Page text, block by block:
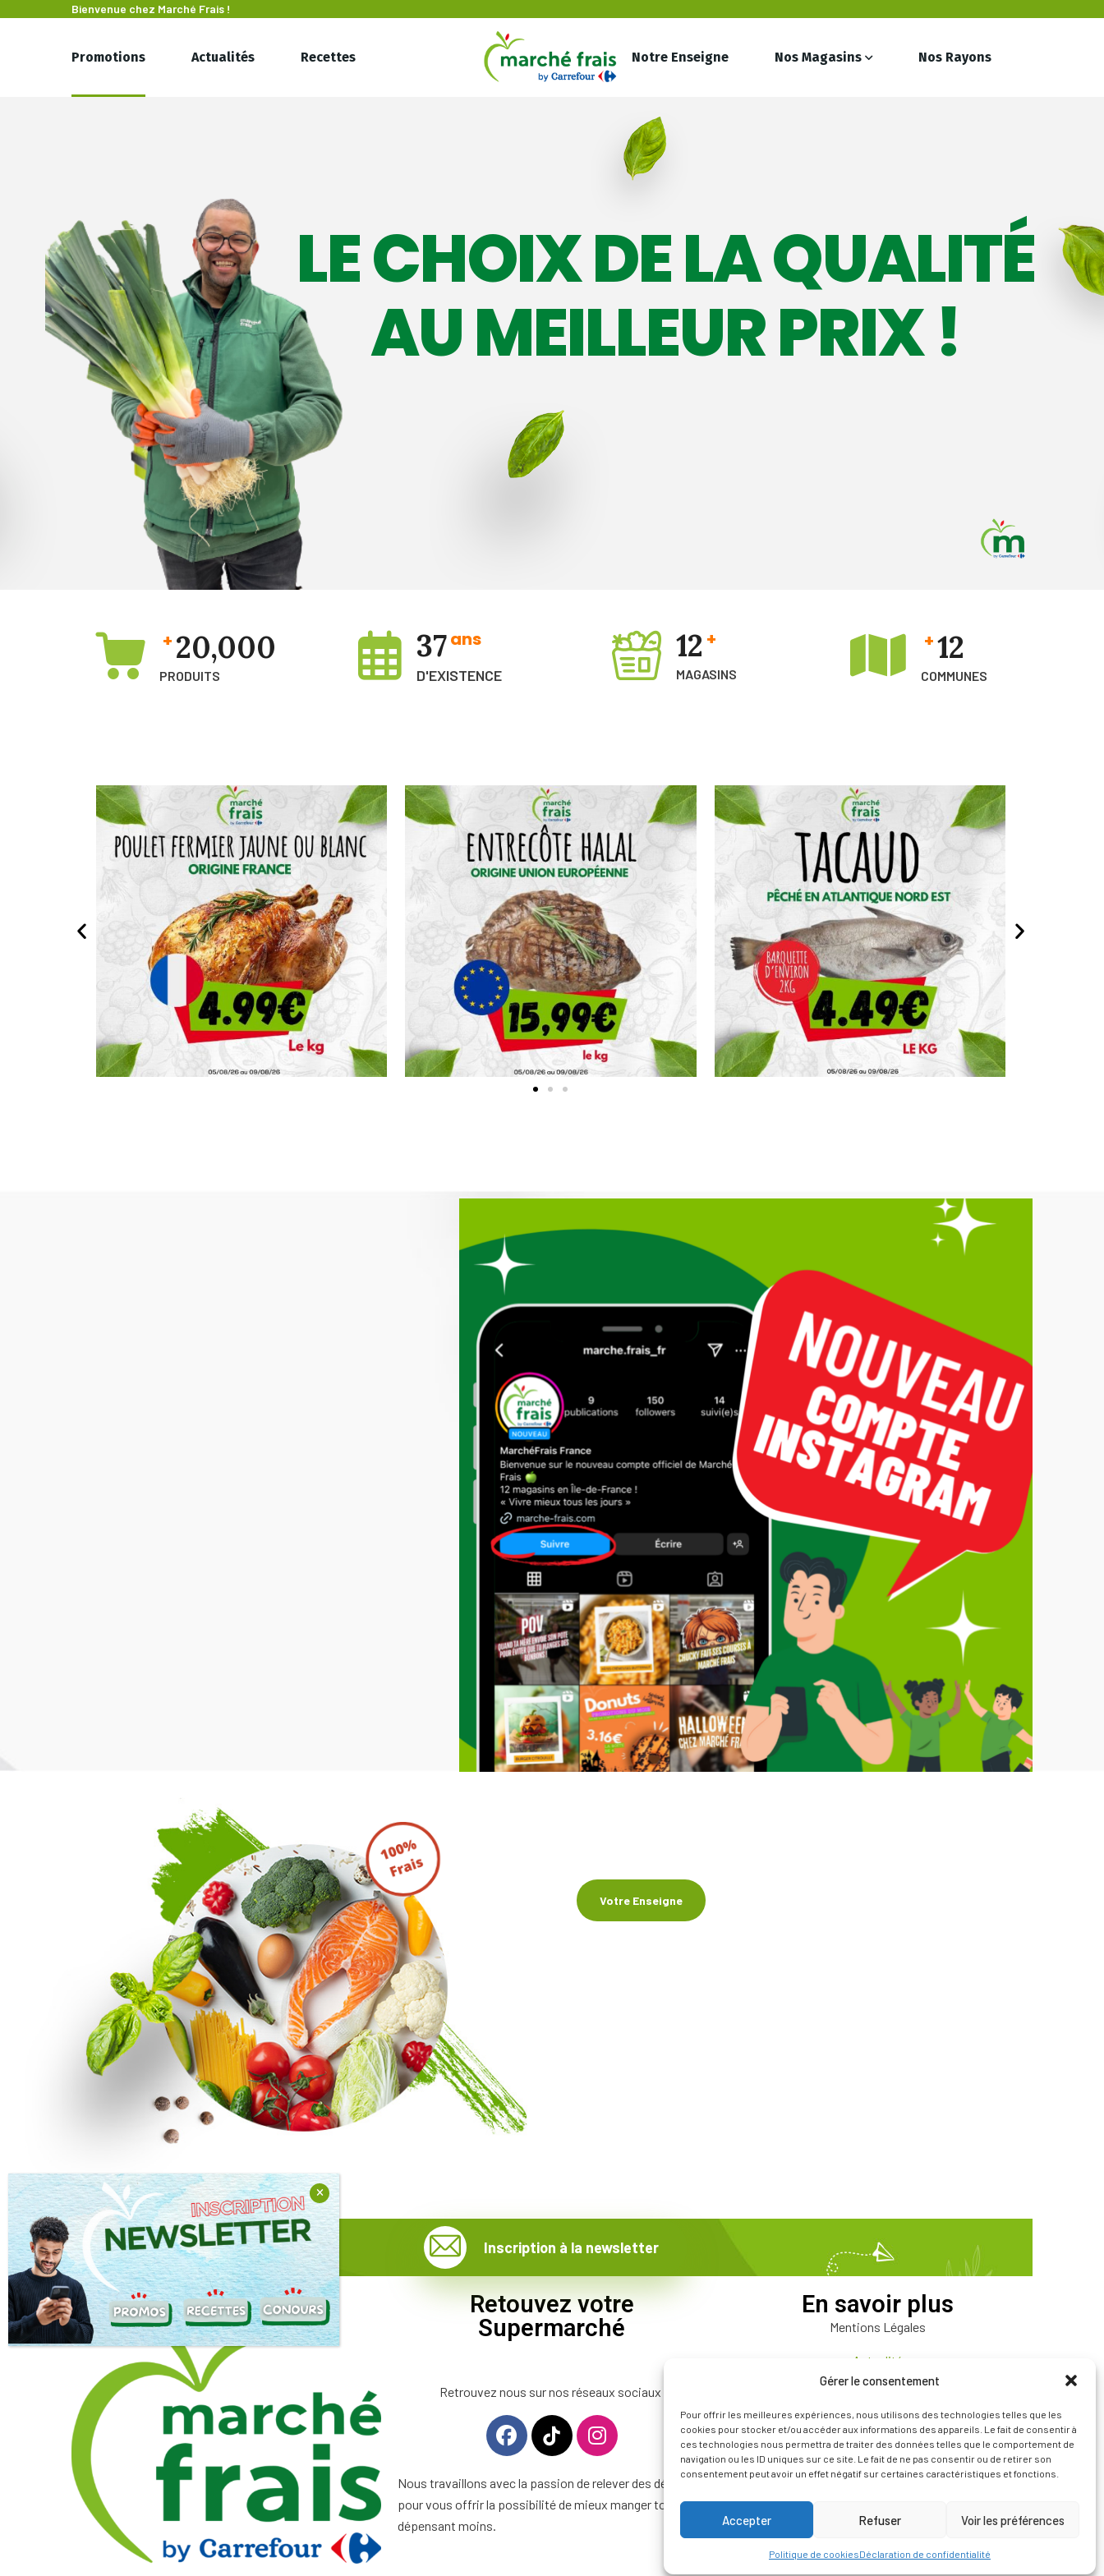
Gérer le consentement
Pour offrir les meilleures expériences, nous utilisons des technologies telles que les
cookies pour stocker et/ou accéder aux informations des appareils. Le fait de consentir à
ces technologies nous permettra de traiter des données telles que le comportement de
navigation ou les ID uniques sur ce site. Le fait de ne pas consentir ou de retirer son
consentement peut avoir un effet négatif sur certaines caractéristiques et fonctions.
Accepter Refuser Voir les préférences
Politique de cookiesDéclaration de confidentialité
Bienvenue chez Marché Frais !
Promotions Actualités Recettes Notre Enseigne Nos Magasins Nos Rayons
LE CHOIX DE LA QUALITÉ
AU MEILLEUR PRIX !
+ 20,000
PRODUITS
37ans
D'EXISTENCE
12 +
MAGASINS
+12
COMMUNES
Votre Enseigne
Inscription à la newsletter
Retouvez votre
Supermarché
Retrouvez nous sur nos réseaux sociaux
Nous travaillons avec la passion de relever des défis
pour vous offrir la possibilité de mieux manger tout en
dépensant moins.
En savoir plus
Mentions Légales
Actualité
Notre Entreprise
Nos Magasins